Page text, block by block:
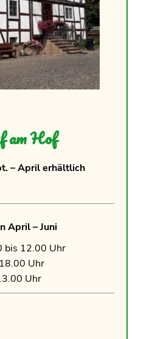
am Hof
– April erhältlich
April – Juni
bis 12.00 Uhr
Uhr
Uhr